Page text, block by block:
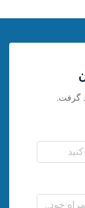
گرفت.